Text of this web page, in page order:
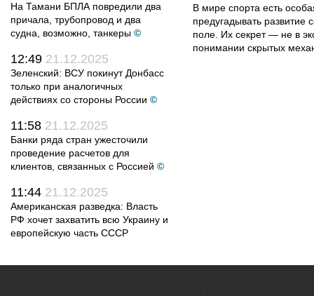
На Тамани БПЛА повредили два
причала, трубопровод и два
судна, возможно, танкеры ©
12:49 21.12.2025
Зеленский: ВСУ покинут Донбасс
только при аналогичных
действиях со стороны России ©
11:58 21.12.2025
Банки ряда стран ужесточили
проведение расчетов для
клиентов, связанных с Россией ©
11:44 21.12.2025
Американская разведка: Власть
РФ хочет захватить всю Украину и
европейскую часть СССР
В мире спорта есть
предугадывать развитие
поле. Их секрет — не в
понимании скрытых